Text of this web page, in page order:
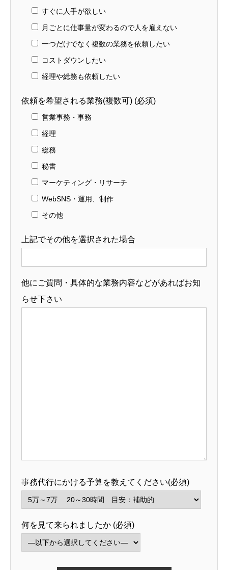
すぐに人手が欲しい
月ごとに仕事量が変わるので人を雇えない
一つだけでなく複数の業務を依頼したい
コストダウンしたい
経理や総務も依頼したい
依頼を希望される業務(複数可) (必須)
営業事務・事務
経理
総務
秘書
マーケティング・リサーチ
WebSNS・運用、制作
その他
上記でその他を選択された場合
他にご質問・具体的な業務内容などがあればお知
らせ下さい
事務代行にかける予算を教えてください(必須)
何を見て来られましたか (必須)